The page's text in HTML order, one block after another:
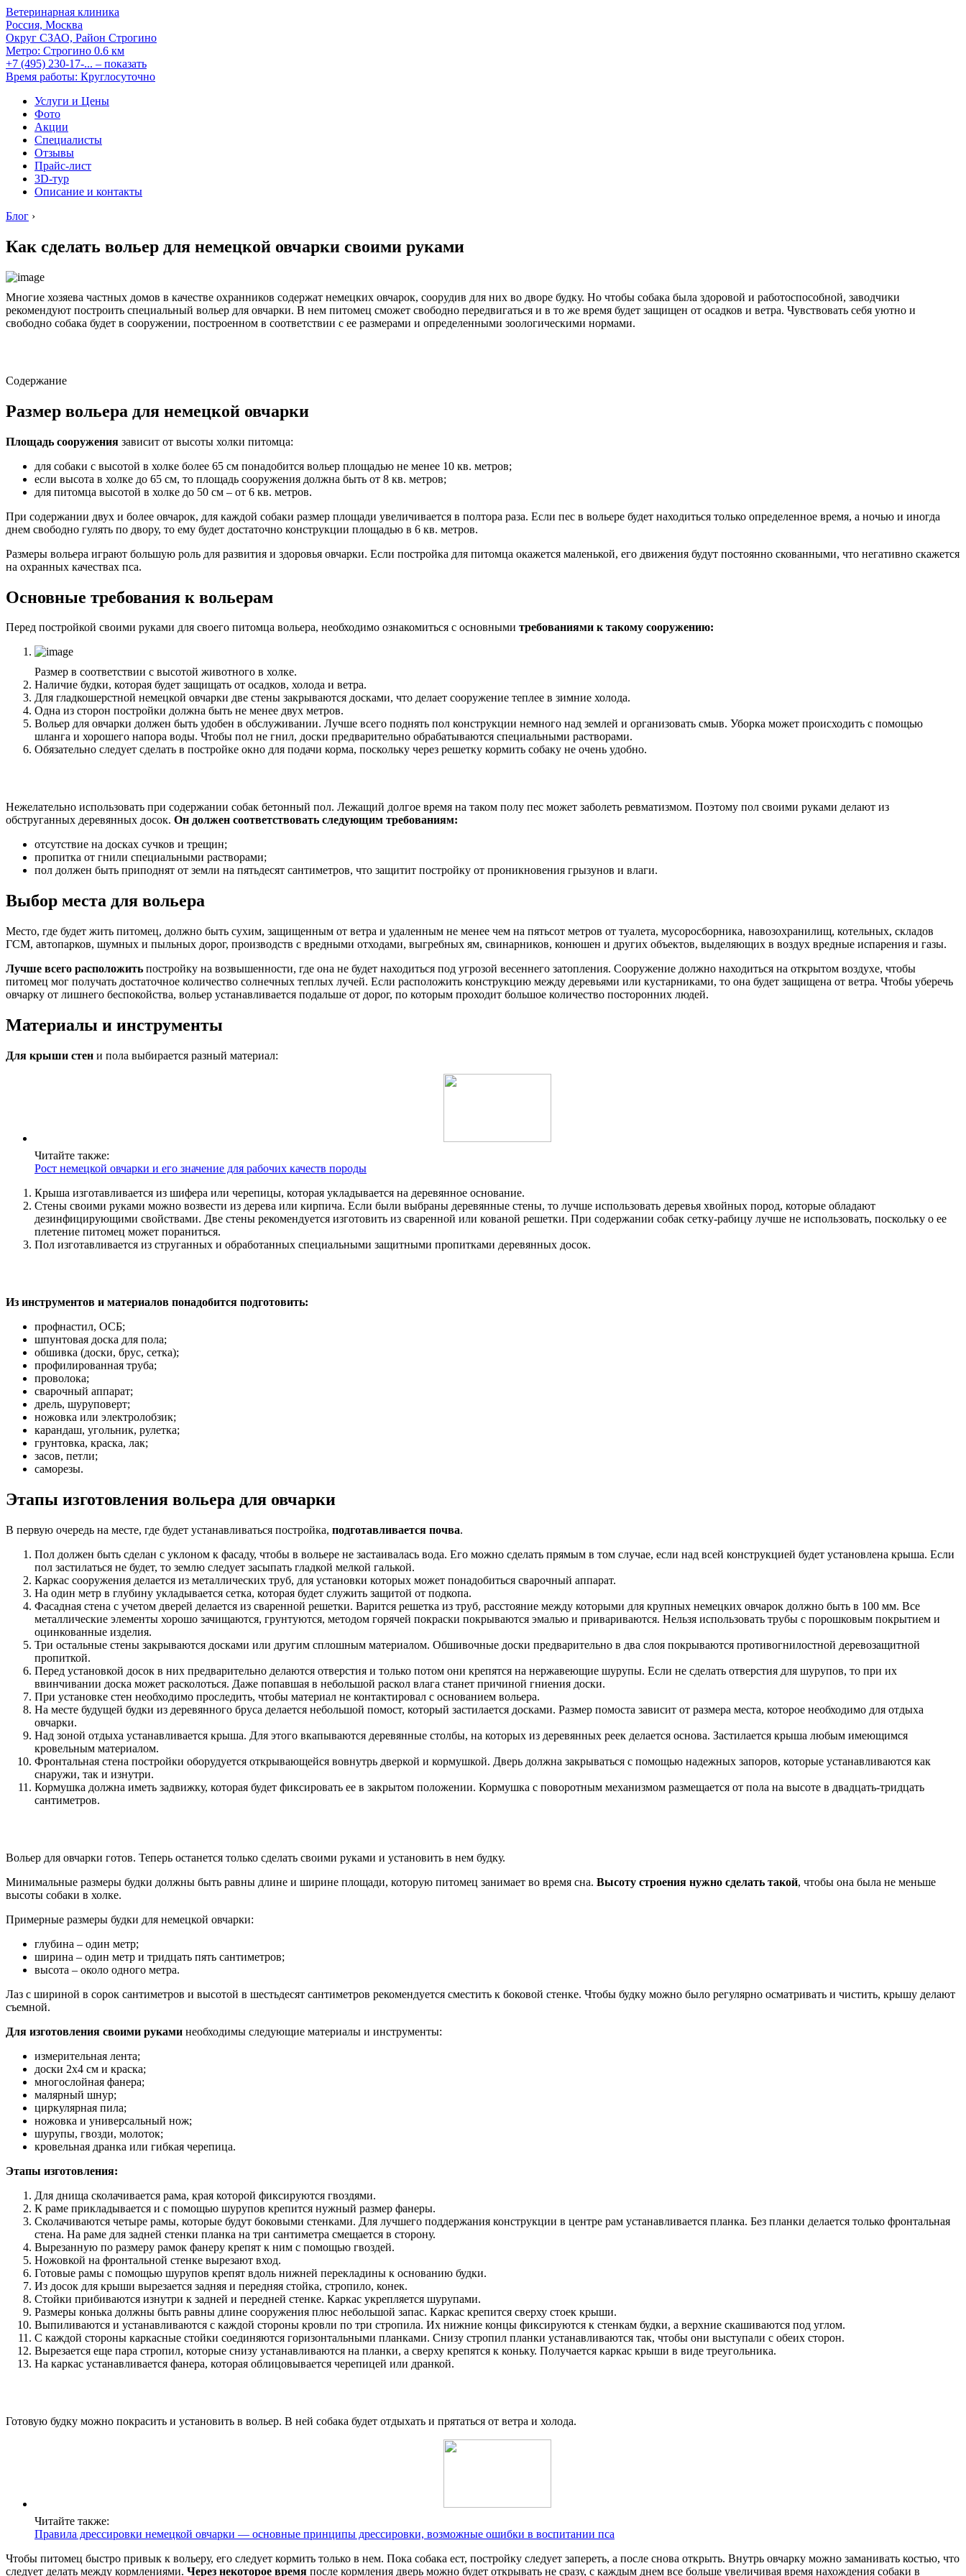
Ветеринарная клиника
Россия, Москва
Округ СЗАО, Район Строгино
Метро: Строгино 0.6 км
+7 (495) 230-17-... – показать
Время работы: Круглосуточно
Услуги и Цены
Фото
Акции
Специалисты
Отзывы
Прайс-лист
3D-тур
Описание и контакты
Блог ›
Как сделать вольер для немецкой овчарки своими руками
Многие хозяева частных домов в качестве охранников содержат немецких овчарок, соорудив для них во дворе будку. Но чтобы собака была здоровой и работоспособной, заводчики
рекомендуют построить специальный вольер для овчарки. В нем питомец сможет свободно передвигаться и в то же время будет защищен от осадков и ветра. Чувствовать себя уютно и
свободно собака будет в сооружении, построенном в соответствии с ее размерами и определенными зоологическими нормами.
Содержание
Размер вольера для немецкой овчарки
Площадь сооружения зависит от высоты холки питомца:
для собаки с высотой в холке более 65 см понадобится вольер площадью не менее 10 кв. метров;
если высота в холке до 65 см, то площадь сооружения должна быть от 8 кв. метров;
для питомца высотой в холке до 50 см – от 6 кв. метров.
При содержании двух и более овчарок, для каждой собаки размер площади увеличивается в полтора раза. Если пес в вольере будет находиться только определенное время, а ночью и иногда
днем свободно гулять по двору, то ему будет достаточно конструкции площадью в 6 кв. метров.
Размеры вольера играют большую роль для развития и здоровья овчарки. Если постройка для питомца окажется маленькой, его движения будут постоянно скованными, что негативно скажется
на охранных качествах пса.
Основные требования к вольерам
Перед постройкой своими руками для своего питомца вольера, необходимо ознакомиться с основными требованиями к такому сооружению:
Размер в соответствии с высотой животного в холке.
Наличие будки, которая будет защищать от осадков, холода и ветра.
Для гладкошерстной немецкой овчарки две стены закрываются досками, что делает сооружение теплее в зимние холода.
Одна из сторон постройки должна быть не менее двух метров.
Вольер для овчарки должен быть удобен в обслуживании. Лучше всего поднять пол конструкции немного над землей и организовать смыв. Уборка может происходить с помощью
шланга и хорошего напора воды. Чтобы пол не гнил, доски предварительно обрабатываются специальными растворами.
Обязательно следует сделать в постройке окно для подачи корма, поскольку через решетку кормить собаку не очень удобно.
Нежелательно использовать при содержании собак бетонный пол. Лежащий долгое время на таком полу пес может заболеть ревматизмом. Поэтому пол своими руками делают из
обструганных деревянных досок. Он должен соответствовать следующим требованиям:
отсутствие на досках сучков и трещин;
пропитка от гнили специальными растворами;
пол должен быть приподнят от земли на пятьдесят сантиметров, что защитит постройку от проникновения грызунов и влаги.
Выбор места для вольера
Место, где будет жить питомец, должно быть сухим, защищенным от ветра и удаленным не менее чем на пятьсот метров от туалета, мусоросборника, навозохранилищ, котельных, складов
ГСМ, автопарков, шумных и пыльных дорог, производств с вредными отходами, выгребных ям, свинарников, конюшен и других объектов, выделяющих в воздух вредные испарения и газы.
Лучше всего расположить постройку на возвышенности, где она не будет находиться под угрозой весеннего затопления. Сооружение должно находиться на открытом воздухе, чтобы
питомец мог получать достаточное количество солнечных теплых лучей. Если расположить конструкцию между деревьями или кустарниками, то она будет защищена от ветра. Чтобы уберечь
овчарку от лишнего беспокойства, вольер устанавливается подальше от дорог, по которым проходит большое количество посторонних людей.
Материалы и инструменты
Для крыши стен и пола выбирается разный материал:
Читайте также:
Рост немецкой овчарки и его значение для рабочих качеств породы
Крыша изготавливается из шифера или черепицы, которая укладывается на деревянное основание.
Стены своими руками можно возвести из дерева или кирпича. Если были выбраны деревянные стены, то лучше использовать деревья хвойных пород, которые обладают
дезинфицирующими свойствами. Две стены рекомендуется изготовить из сваренной или кованой решетки. При содержании собак сетку-рабицу лучше не использовать, поскольку о ее
плетение питомец может пораниться.
Пол изготавливается из струганных и обработанных специальными защитными пропитками деревянных досок.
Из инструментов и материалов понадобится подготовить:
профнастил, ОСБ;
шпунтовая доска для пола;
обшивка (доски, брус, сетка);
профилированная труба;
проволока;
сварочный аппарат;
дрель, шуруповерт;
ножовка или электролобзик;
карандаш, угольник, рулетка;
грунтовка, краска, лак;
засов, петли;
саморезы.
Этапы изготовления вольера для овчарки
В первую очередь на месте, где будет устанавливаться постройка, подготавливается почва.
Пол должен быть сделан с уклоном к фасаду, чтобы в вольере не застаивалась вода. Его можно сделать прямым в том случае, если над всей конструкцией будет установлена крыша. Если
пол застилаться не будет, то землю следует засыпать гладкой мелкой галькой.
Каркас сооружения делается из металлических труб, для установки которых может понадобиться сварочный аппарат.
На один метр в глубину укладывается сетка, которая будет служить защитой от подкопа.
Фасадная стена с учетом дверей делается из сваренной решетки. Варится решетка из труб, расстояние между которыми для крупных немецких овчарок должно быть в 100 мм. Все
металлические элементы хорошо зачищаются, грунтуются, методом горячей покраски покрываются эмалью и привариваются. Нельзя использовать трубы с порошковым покрытием и
оцинкованные изделия.
Три остальные стены закрываются досками или другим сплошным материалом. Обшивочные доски предварительно в два слоя покрываются противогнилостной деревозащитной
пропиткой.
Перед установкой досок в них предварительно делаются отверстия и только потом они крепятся на нержавеющие шурупы. Если не сделать отверстия для шурупов, то при их
ввинчивании доска может расколоться. Даже попавшая в небольшой раскол влага станет причиной гниения доски.
При установке стен необходимо проследить, чтобы материал не контактировал с основанием вольера.
На месте будущей будки из деревянного бруса делается небольшой помост, который застилается досками. Размер помоста зависит от размера места, которое необходимо для отдыха
овчарки.
Над зоной отдыха устанавливается крыша. Для этого вкапываются деревянные столбы, на которых из деревянных реек делается основа. Застилается крыша любым имеющимся
кровельным материалом.
Фронтальная стена постройки оборудуется открывающейся вовнутрь дверкой и кормушкой. Дверь должна закрываться с помощью надежных запоров, которые устанавливаются как
снаружи, так и изнутри.
Кормушка должна иметь задвижку, которая будет фиксировать ее в закрытом положении. Кормушка с поворотным механизмом размещается от пола на высоте в двадцать-тридцать
сантиметров.
Вольер для овчарки готов. Теперь останется только сделать своими руками и установить в нем будку.
Минимальные размеры будки должны быть равны длине и ширине площади, которую питомец занимает во время сна. Высоту строения нужно сделать такой, чтобы она была не меньше
высоты собаки в холке.
Примерные размеры будки для немецкой овчарки:
глубина – один метр;
ширина – один метр и тридцать пять сантиметров;
высота – около одного метра.
Лаз с шириной в сорок сантиметров и высотой в шестьдесят сантиметров рекомендуется сместить к боковой стенке. Чтобы будку можно было регулярно осматривать и чистить, крышу делают
съемной.
Для изготовления своими руками необходимы следующие материалы и инструменты:
измерительная лента;
доски 2х4 см и краска;
многослойная фанера;
малярный шнур;
циркулярная пила;
ножовка и универсальный нож;
шурупы, гвозди, молоток;
кровельная дранка или гибкая черепица.
Этапы изготовления:
Для днища сколачивается рама, края которой фиксируются гвоздями.
К раме прикладывается и с помощью шурупов крепится нужный размер фанеры.
Сколачиваются четыре рамы, которые будут боковыми стенками. Для лучшего поддержания конструкции в центре рам устанавливается планка. Без планки делается только фронтальная
стена. На раме для задней стенки планка на три сантиметра смещается в сторону.
Вырезанную по размеру рамок фанеру крепят к ним с помощью гвоздей.
Ножовкой на фронтальной стенке вырезают вход.
Готовые рамы с помощью шурупов крепят вдоль нижней перекладины к основанию будки.
Из досок для крыши вырезается задняя и передняя стойка, стропило, конек.
Стойки прибиваются изнутри к задней и передней стенке. Каркас укрепляется шурупами.
Размеры конька должны быть равны длине сооружения плюс небольшой запас. Каркас крепится сверху стоек крыши.
Выпиливаются и устанавливаются с каждой стороны кровли по три стропила. Их нижние концы фиксируются к стенкам будки, а верхние скашиваются под углом.
С каждой стороны каркасные стойки соединяются горизонтальными планками. Снизу стропил планки устанавливаются так, чтобы они выступали с обеих сторон.
Вырезается еще пара стропил, которые снизу устанавливаются на планки, а сверху крепятся к коньку. Получается каркас крыши в виде треугольника.
На каркас устанавливается фанера, которая облицовывается черепицей или дранкой.
Готовую будку можно покрасить и установить в вольер. В ней собака будет отдыхать и прятаться от ветра и холода.
Читайте также:
Правила дрессировки немецкой овчарки — основные принципы дрессировки, возможные ошибки в воспитании пса
Чтобы питомец быстро привык к вольеру, его следует кормить только в нем. Пока собака ест, постройку следует запереть, а после снова открыть. Внутрь овчарку можно заманивать костью, что
следует делать между кормлениями. Через некоторое время после кормления дверь можно будет открывать не сразу, с каждым днем все больше увеличивая время нахождения собаки в